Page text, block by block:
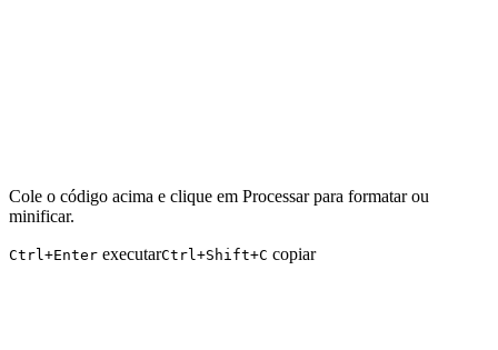
Cole o código acima e clique em Processar para formatar ou
minificar.
Ctrl+Enter executarCtrl+Shift+C copiar